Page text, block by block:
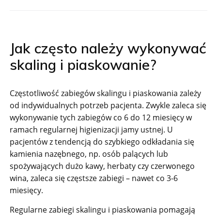
Jak często należy wykonywać
skaling i piaskowanie?
Częstotliwość zabiegów skalingu i piaskowania zależy
od indywidualnych potrzeb pacjenta. Zwykle zaleca się
wykonywanie tych zabiegów co 6 do 12 miesięcy w
ramach regularnej higienizacji jamy ustnej. U
pacjentów z tendencją do szybkiego odkładania się
kamienia nazębnego, np. osób palących lub
spożywających dużo kawy, herbaty czy czerwonego
wina, zaleca się częstsze zabiegi – nawet co 3-6
miesięcy.
Regularne zabiegi skalingu i piaskowania pomagają